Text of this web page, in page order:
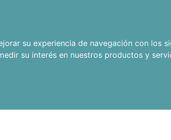
su experiencia de navegación con los
su interés en nuestros productos y